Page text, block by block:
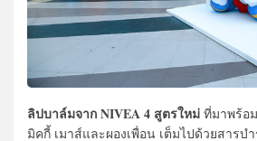
ลิปบาล์มจาก NIVEA 4 สูตรใหม่ ที่มาพร้อ
มิคกี้ เมาส์และผองเพื่อน เต็มไปด้วยสารบ